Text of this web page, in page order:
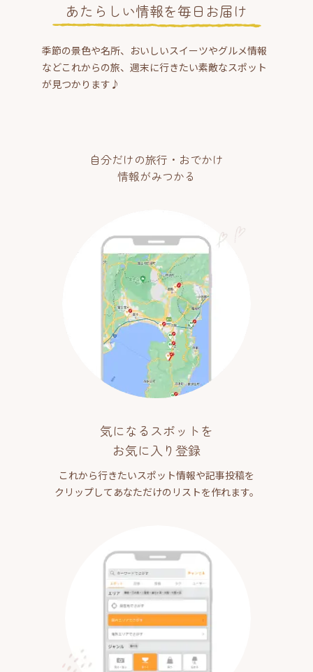
あたらしい情報を毎日お届け
季節の景色や名所、おいしいスイーツやグルメ情報
などこれからの旅、週末に行きたい素敵なスポット
が見つかります♪
自分だけの旅行・おでかけ
情報がみつかる
気になるスポットを
お気に入り登録
これから行きたいスポット情報や記事投稿を
クリップしてあなただけのリストを作れます。